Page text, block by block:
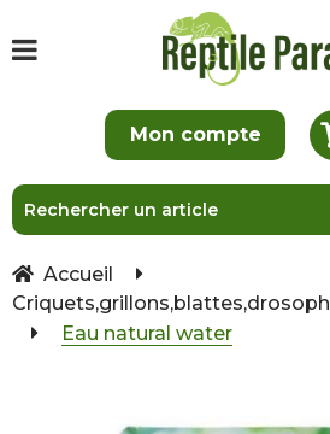
Accueil
Eau natural water